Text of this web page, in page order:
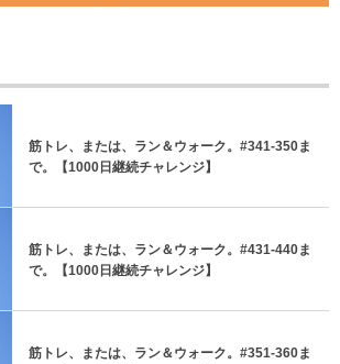
筋トレ、または、ラン＆ウォーク。#341-350ま
で。【1000日継続チャレンジ】
筋トレ、または、ラン＆ウォーク。#431-440ま
で。【1000日継続チャレンジ】
筋トレ、または、ラン＆ウォーク。#351-360ま